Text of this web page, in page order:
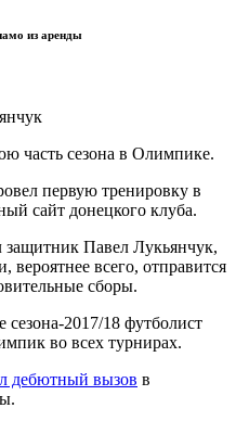
из аренды
часть сезона в Олимпике.
первую тренировку в
сайт донецкого клуба.
защитник Павел Лукьянчук,
всего, отправится
сборы.
2017/18 футболист
во всех турнирах.
дебютный вызов в